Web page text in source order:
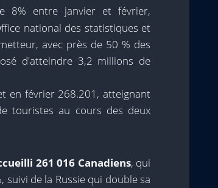
8% entre janvier et février,
national des statistiques et
avec près de 50 % des
d'atteindre 3,2 millions de
en février 268.201, atteignant
touristes au cours des deux
261 016 Canadiens, qui
de la Russie qui double sa